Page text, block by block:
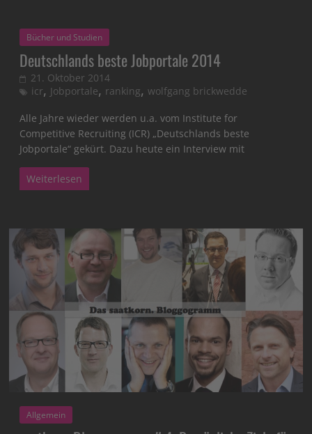
Bücher und Studien
Deutschlands beste Jobportale 2014
21. Oktober 2014
icr, Jobportale, ranking,wolfgang brickwedde
Alle Jahre wieder werden u.a. vom Institute for
Competitive Recruiting (ICR) „Deutschlands beste
Jobportale“ gekürt. Dazu heute ein Interview mit
Weiterlesen
Allgemein